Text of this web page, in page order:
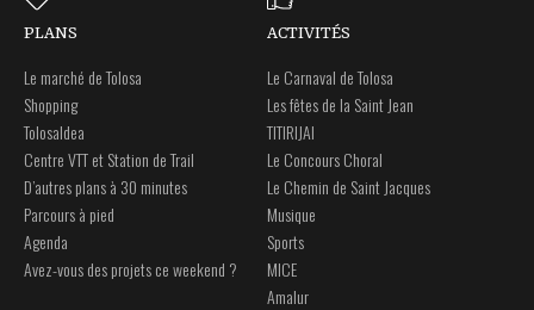
PLANS
Le marché de Tolosa
Shopping
Tolosaldea
Centre VTT et Station de Trail
D’autres plans à 30 minutes
Parcours à pied
Agenda
Avez-vous des projets ce weekend ?
ACTIVITÉS
Le Carnaval de Tolosa
Les fêtes de la Saint Jean
TITIRIJAI
Le Concours Choral
Le Chemin de Saint Jacques
Musique
Sports
MICE
Amalur